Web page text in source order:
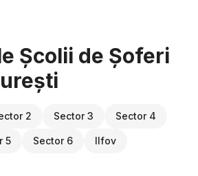
Școlii de Șoferi
2 Sector 3 Sector 4
5 Sector 6 Ilfov